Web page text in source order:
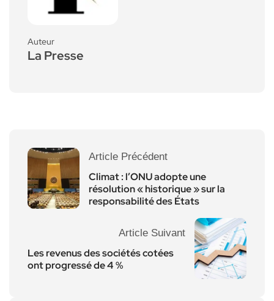
Auteur
La Presse
Article Précédent
Climat : l’ONU adopte une
résolution « historique » sur la
responsabilité des États
Article Suivant
Les revenus des sociétés cotées
ont progressé de 4 %